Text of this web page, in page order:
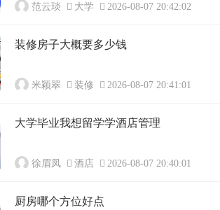
范云琰 大学 2026-08-07 20:42:02
装修房子大概要多少钱
米颖翠 装修 2026-08-07 20:41:01
大学毕业我想留学学酒店管理
徐眉凤 酒店 2026-08-07 20:40:01
厨房哪个方位好点